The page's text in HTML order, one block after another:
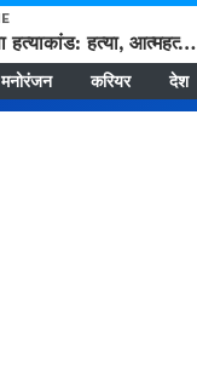
मनीषा हत्याकांड: हत्या, आत्महत्या या कोई बड़ा राज? | Full Story | Josh Haryana
मनोरंजन करियर देश